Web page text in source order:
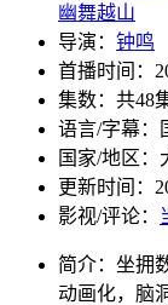
幽舞越山
导演： 钟鸣
首播时间：
集数： 共48
语言/字幕：
国家/地区：
更新时间：
影视/评论：
简介： 坐拥
动画化，脑